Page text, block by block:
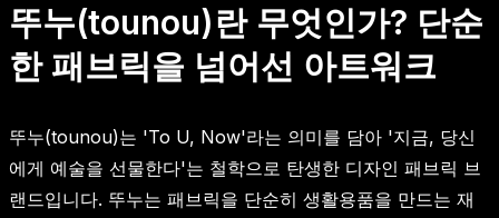
뚜누(tounou)란 무엇인가? 단순
한 패브릭을 넘어선 아트워크
뚜누(tounou)는 'To U, Now'라는 의미를 담아 '지금, 당신
에게 예술을 선물한다'는 철학으로 탄생한 디자인 패브릭 브
랜드입니다. 뚜누는 패브릭을 단순히 생활용품을 만드는 재